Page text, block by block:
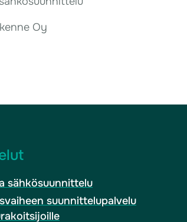
Oy
sähkösuunnittelu
suunnittelupalvelu